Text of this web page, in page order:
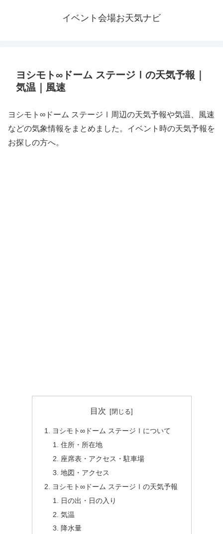
イベント会場お天気ナビ
ヨシモト∞ドーム ステージⅠの天気予報｜
気温｜風速
ヨシモト∞ドーム ステージⅠ周辺の天気予報や気温、風速
などの気象情報をまとめました。イベント時の天気予報を
お探しの方へ。
目次
ヨシモト∞ドーム ステージⅠについて
住所・所在地
座席表・アクセス・駐車場
地図・アクセス
ヨシモト∞ドーム ステージⅠの天気予報
日の出・日の入り
気温
降水量